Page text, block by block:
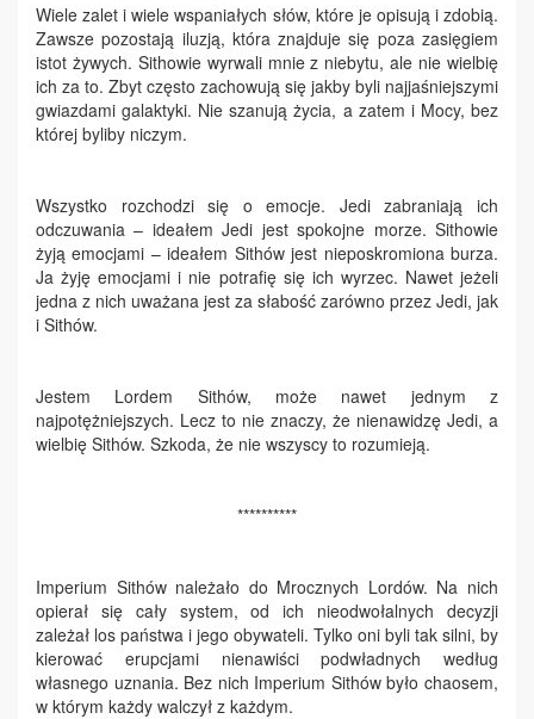
Wiele zalet i wiele wspaniałych słów, które je opisują i zdobią.
Zawsze pozostają iluzją, która znajduje się poza zasięgiem
istot żywych. Sithowie wyrwali mnie z niebytu, ale nie wielbię
ich za to. Zbyt często zachowują się jakby byli najjaśniejszymi
gwiazdami galaktyki. Nie szanują życia, a zatem i Mocy, bez
której byliby niczym.
Wszystko rozchodzi się o emocje. Jedi zabraniają ich
odczuwania – ideałem Jedi jest spokojne morze. Sithowie
żyją emocjami – ideałem Sithów jest nieposkromiona burza.
Ja żyję emocjami i nie potrafię się ich wyrzec. Nawet jeżeli
jedna z nich uważana jest za słabość zarówno przez Jedi, jak
i Sithów.
Jestem Lordem Sithów, może nawet jednym z
najpotężniejszych. Lecz to nie znaczy, że nienawidzę Jedi, a
wielbię Sithów. Szkoda, że nie wszyscy to rozumieją.
**********
Imperium Sithów należało do Mrocznych Lordów. Na nich
opierał się cały system, od ich nieodwołalnych decyzji
zależał los państwa i jego obywateli. Tylko oni byli tak silni, by
kierować erupcjami nienawiści podwładnych według
własnego uznania. Bez nich Imperium Sithów było chaosem,
w którym każdy walczył z każdym.